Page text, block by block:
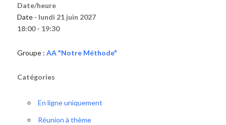
Date/heure
Date - lundi 21 juin 2027
18:00 - 19:30
Groupe : AA "Notre Méthode"
Catégories
En ligne uniquement
Réunion à thème